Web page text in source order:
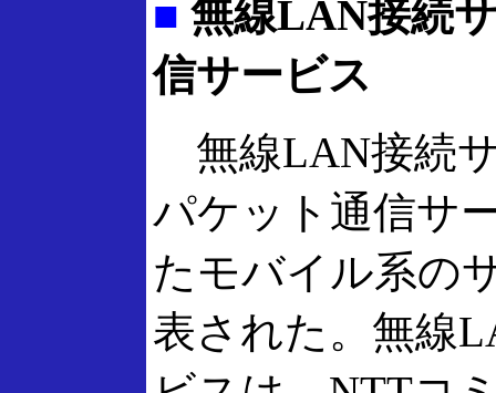
■ 無線LAN接続
信サービス
無線LAN接続
パケット通信サ
たモバイル系の
表された。無線